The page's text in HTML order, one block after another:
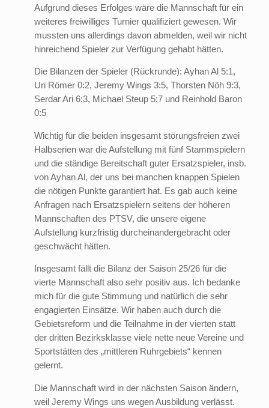
Aufgrund dieses Erfolges wäre die Mannschaft für ein
weiteres freiwilliges Turnier qualifiziert gewesen. Wir
mussten uns allerdings davon abmelden, weil wir nicht
hinreichend Spieler zur Verfügung gehabt hätten.
Die Bilanzen der Spieler (Rückrunde): Ayhan Al 5:1,
Uri Römer 0:2, Jeremy Wings 3:5, Thorsten Nöh 9:3,
Serdar Ari 6:3, Michael Steup 5:7 und Reinhold Baron
0:5
Wichtig für die beiden insgesamt störungsfreien zwei
Halbserien war die Aufstellung mit fünf Stammspielern
und die ständige Bereitschaft guter Ersatzspieler, insb.
von Ayhan Al, der uns bei manchen knappen Spielen
die nötigen Punkte garantiert hat. Es gab auch keine
Anfragen nach Ersatzspielern seitens der höheren
Mannschaften des PTSV, die unsere eigene
Aufstellung kurzfristig durcheinandergebracht oder
geschwächt hätten.
Insgesamt fällt die Bilanz der Saison 25/26 für die
vierte Mannschaft also sehr positiv aus. Ich bedanke
mich für die gute Stimmung und natürlich die sehr
engagierten Einsätze. Wir haben auch durch die
Gebietsreform und die Teilnahme in der vierten statt
der dritten Bezirksklasse viele nette neue Vereine und
Sportstätten des „mittleren Ruhrgebiets“ kennen
gelernt.
Die Mannschaft wird in der nächsten Saison ändern,
weil Jeremy Wings uns wegen Ausbildung verlässt.